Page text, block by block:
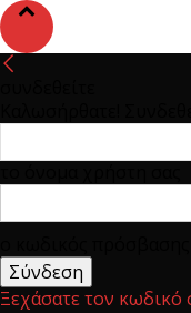
Ξεχάσατε τον κωδικό